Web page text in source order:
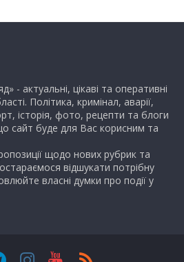
- актуальні, цікаві та оперативні
Політика, кримінал, аварії,
історія, фото, рецепти та блоги
сайт буде для Вас корисним та
щодо нових рубрик та
відшукати потрібну
власні думки про події у